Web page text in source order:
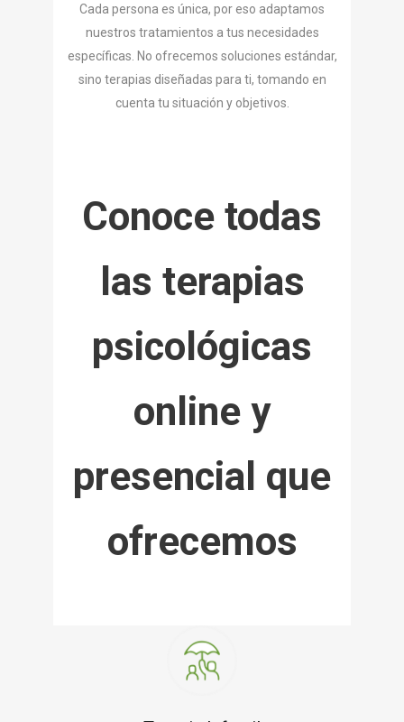
Cada persona es única, por eso adaptamos
nuestros tratamientos a tus necesidades
específicas. No ofrecemos soluciones estándar,
sino terapias diseñadas para ti, tomando en
cuenta tu situación y objetivos.
Conoce todas
las terapias
psicológicas
online y
presencial que
ofrecemos